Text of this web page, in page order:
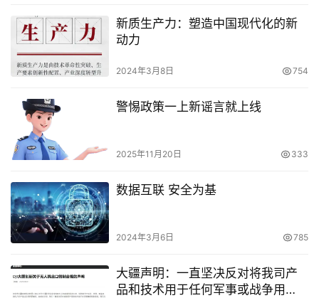
新质生产力：塑造中国现代化的新
动力
2024年3月8日 754
警惕政策一上新谣言就上线
2025年11月20日 333
数据互联 安全为基
2024年3月6日 785
大疆声明：一直坚决反对将我司产
品和技术用于任何军事或战争用